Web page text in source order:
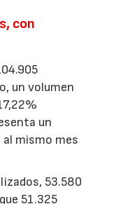
con
un volumen
un
mismo mes
53.580
51.325